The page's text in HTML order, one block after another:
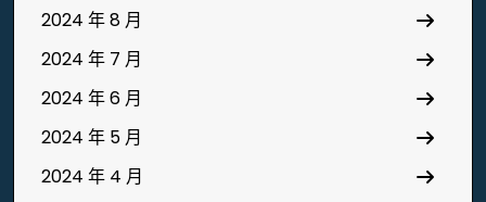
2024 年 8 月
2024 年 7 月
2024 年 6 月
2024 年 5 月
2024 年 4 月